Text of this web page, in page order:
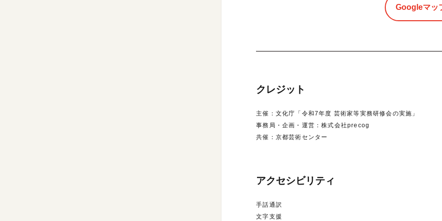
Googleマッ
クレジット
主催：文化庁「令和7年度 芸術家等実務研修会の実施」
事務局・企画・運営：株式会社precog
共催：京都芸術センター
アクセシビリティ
手話通訳
文字支援